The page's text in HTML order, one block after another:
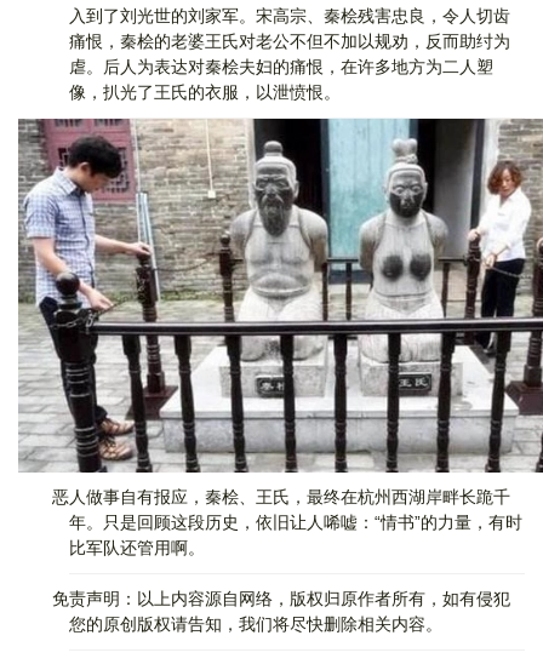
入到了刘光世的刘家军。宋高宗、秦桧残害忠良，令人切齿
痛恨，秦桧的老婆王氏对老公不但不加以规劝，反而助纣为
虐。后人为表达对秦桧夫妇的痛恨，在许多地方为二人塑
像，扒光了王氏的衣服，以泄愤恨。
恶人做事自有报应，秦桧、王氏，最终在杭州西湖岸畔长跪千
年。只是回顾这段历史，依旧让人唏嘘：“情书”的力量，有时
比军队还管用啊。
免责声明：以上内容源自网络，版权归原作者所有，如有侵犯
您的原创版权请告知，我们将尽快删除相关内容。